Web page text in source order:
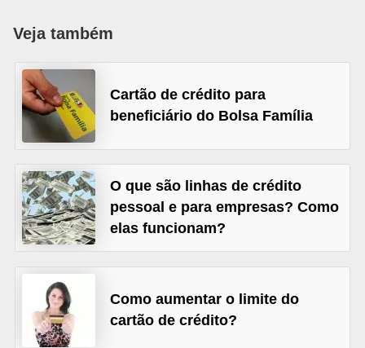
Veja também
Cartão de crédito para
beneficiário do Bolsa Família
O que são linhas de crédito
pessoal e para empresas? Como
elas funcionam?
Como aumentar o limite do
cartão de crédito?
n
c
o
s
e
i
n
s
t
u
i